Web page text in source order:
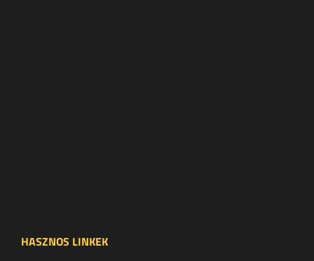
HASZNOS LINKEK